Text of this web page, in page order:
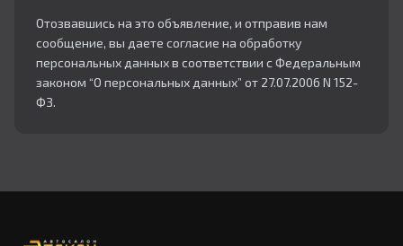
Отозвавшись на это объявление, и отправив нам
сообщение, вы даете согласие на обработку
персональных данных в соответствии с Федеральным
законом “О персональных данных” от 27.07.2006 N 152-
ФЗ.